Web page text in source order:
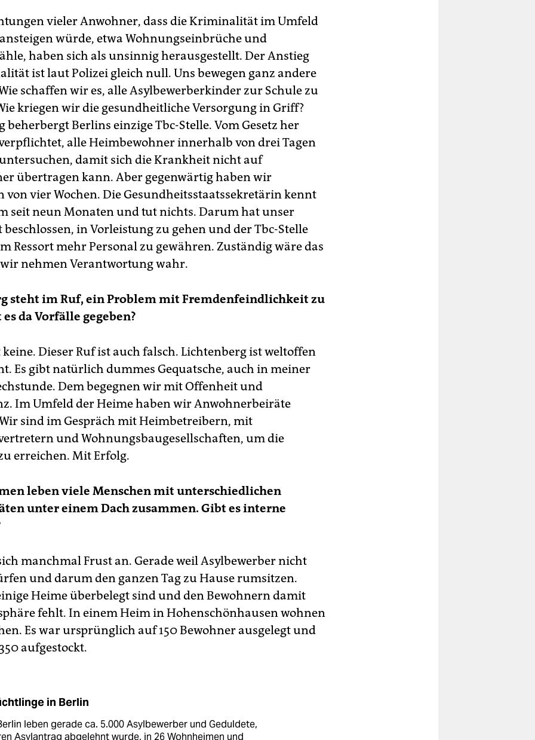
vieler Anwohner, dass die Kriminalität im Umfeld
würde, etwa Wohnungseinbrüche und
haben sich als unsinnig herausgestellt. Der Anstieg
ist laut Polizei gleich null. Uns bewegen ganz andere
schaffen wir es, alle Asylbewerberkinder zur Schule zu
kriegen wir die gesundheitliche Versorgung in Griff?
beherbergt Berlins einzige Tbc-Stelle. Vom Gesetz her
alle Heimbewohner innerhalb von drei Tagen
damit sich die Krankheit nicht auf
übertragen kann. Aber gegenwärtig haben wir
von vier Wochen. Die Gesundheitsstaatssekretärin kennt
seit neun Monaten und tut nichts. Darum hat unser
in Vorleistung zu gehen und der Tbc-Stelle
Ressort mehr Personal zu gewähren. Zuständig wäre das
nehmen Verantwortung wahr.
steht im Ruf, ein Problem mit Fremdenfeindlichkeit zu
da Vorfälle gegeben?
Dieser Ruf ist auch falsch. Lichtenberg ist weltoffen
Es gibt natürlich dummes Gequatsche, auch in meiner
Dem begegnen wir mit Offenheit und
Im Umfeld der Heime haben wir Anwohnerbeiräte
sind im Gespräch mit Heimbetreibern, mit
und Wohnungsbaugesellschaften, um die
erreichen. Mit Erfolg.
leben viele Menschen mit unterschiedlichen
unter einem Dach zusammen. Gibt es interne
manchmal Frust an. Gerade weil Asylbewerber nicht
und darum den ganzen Tag zu Hause rumsitzen.
Heime überbelegt sind und den Bewohnern damit
fehlt. In einem Heim in Hohenschönhausen wohnen
Es war ursprünglich auf 150 Bewohner ausgelegt und
aufgestockt.
in Berlin
leben gerade ca. 5.000 Asylbewerber und Geduldete,
Asylantrag abgelehnt wurde, in 26 Wohnheimen und